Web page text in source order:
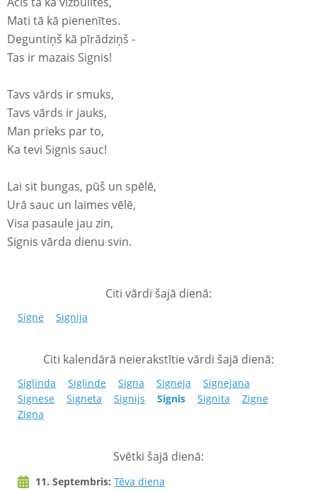
Mati tā kā pienenītes.
Deguntiņš kā pīrādziņš -
Tas ir mazais Signis!
Tavs vārds ir smuks,
Tavs vārds ir jauks,
Man prieks par to,
Ka tevi Signis sauc!
Lai sit bungas, pūš un spēlē,
Urā sauc un laimes vēlē,
Visa pasaule jau zin,
Signis vārda dienu svin.
Citi vārdi šajā dienā:
Signe Signija
Citi kalendārā neierakstītie vārdi šajā dienā:
Siglinda Siglinde Signa Signeja
Signejana
Signese
Signeta Signijs Signis Signita
Zigne
Zigna
Svētki šajā dienā:
11. Septembris: Tēva diena